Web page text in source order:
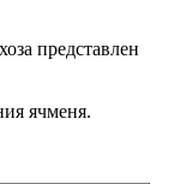
представлен
ячменя.